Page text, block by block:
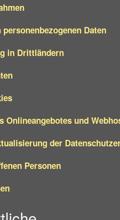
Daten
in Drittländern
Onlineangebotes und
der
Personen